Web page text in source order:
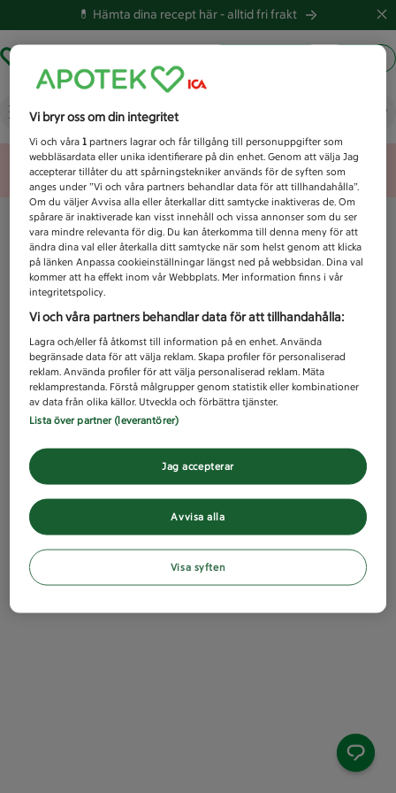
💊 Hämta dina recept här -alltid fri frakt
Vad letar du efter idag?
Unknown error
Vi bryr oss om din integritet
Vi och våra1 partners lagrar och får tillgång till personuppgifter som
webbläsardata eller unika identifierare på din enhet. Genom att välja Jag
accepterar tillåter du att spårningstekniker används för de syften som
anges under ”Vi och våra partners behandlar data för att tillhandahålla”.
Om du väljer Avvisa alla eller återkallar ditt samtycke inaktiveras de. Om
spårare är inaktiverade kan visst innehåll och vissa annonser som du ser
vara mindre relevanta för dig. Du kan återkomma till denna meny för att
ändra dina val eller återkalla ditt samtycke när som helst genom att klicka
på länken Anpassa cookieinställningar längst ned på webbsidan. Dina val
kommer att ha effekt inom vår Webbplats. Mer information finns i vår
integritetspolicy.
Vi och våra partners behandlar data för att tillhandahålla:
Lagra och/eller få åtkomst till information på en enhet. Använda
begränsade data för att välja reklam. Skapa profiler för personaliserad
reklam. Använda profiler för att välja personaliserad reklam. Mäta
reklamprestanda. Förstå målgrupper genom statistik eller kombinationer
av data från olika källor. Utveckla och förbättra tjänster.
Lista över partner (leverantörer)
Avvisa alla
Jag accepterar
Visa syften